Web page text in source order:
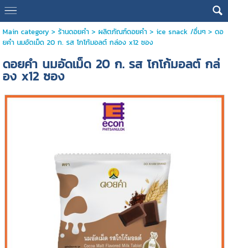
Main category> ร้านดอยคำ> ผลิตภัณฑ์ดอยคำ> ice snack /อื่นๆ> ดอ
ยคำ นมอัดเม็ด 20 ก. รส โกโก้มอลต์ กล่อง x12 ซอง
ดอยคำ นมอัดเม็ด 20 ก. รส โกโก้มอลต์ กล่
อง x12 ซอง